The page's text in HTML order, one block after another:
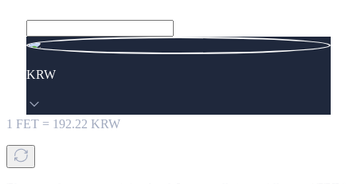
KRW
1 FET = 192.22 KRW